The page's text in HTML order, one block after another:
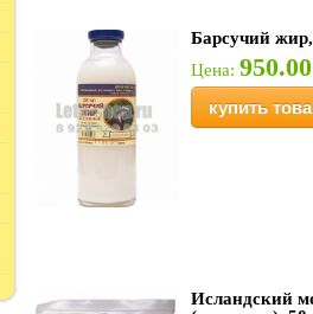
Барсучий
Цена:
купить
Исландский